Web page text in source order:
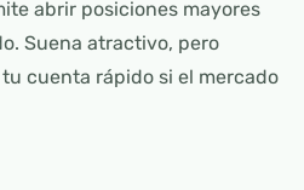
abrir posiciones mayores
Suena atractivo, pero
cuenta rápido si el mercado